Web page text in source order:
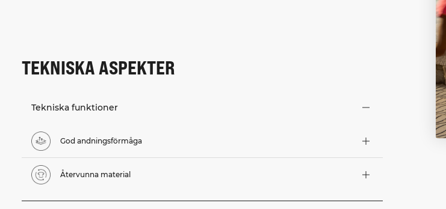
TEKNISKA ASPEKTER
Tekniska funktioner
God andningsförmåga
Återvunna material